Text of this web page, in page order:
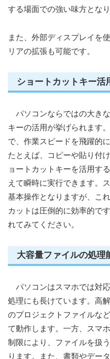
する場面での強い味方となり
また、外部ディスプレイを
リアの拡張も可能です。
ショートカットキー活
パソコンならではの大き
キーの活用が挙げられます
で、作業スピードを飛躍的
たとえば、コピーや貼り付
ョートカットキーを活用す
えて瞬時に実行できます。
基本操作となりますが、こ
カットは圧倒的に効率的で
れてみてください。
大容量ファイルの処理
パソコンはスマホでは対
処理にも長けています。高
のプロジェクトファイルな
て動作します。一方、スマ
制限により、ファイルを扱
ります。また、書類やデー